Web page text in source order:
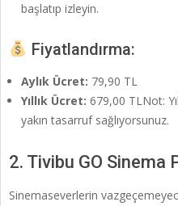
başlatıp izleyin.
Fiyatlandırma:
Aylık Ücret: 79,90 TL
Yıllık Ücret: 679,00 TLNot:
yakın tasarruf sağlıyorsunuz.
2. Tivibu GO Sinema
Sinemaseverlerin